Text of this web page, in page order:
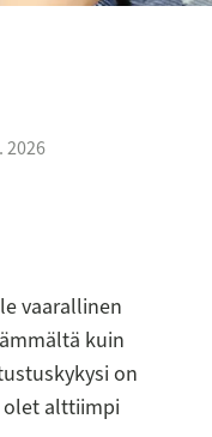
2026
vaarallinen
kuin
on
olet alttiimpi